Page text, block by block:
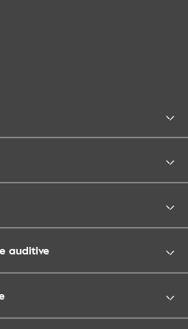
auditive